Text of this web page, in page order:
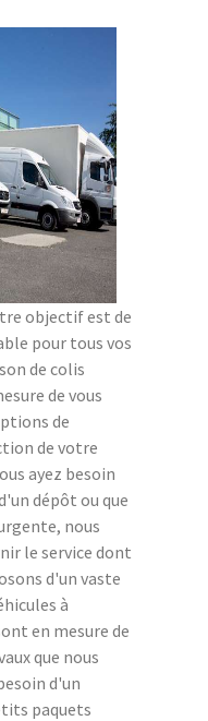
objectif est de
pour tous vos
de colis
de vous
de
de votre
ayez besoin
dépôt ou que
nous
le service dont
d'un vaste
à
en mesure de
que nous
d'un
paquets